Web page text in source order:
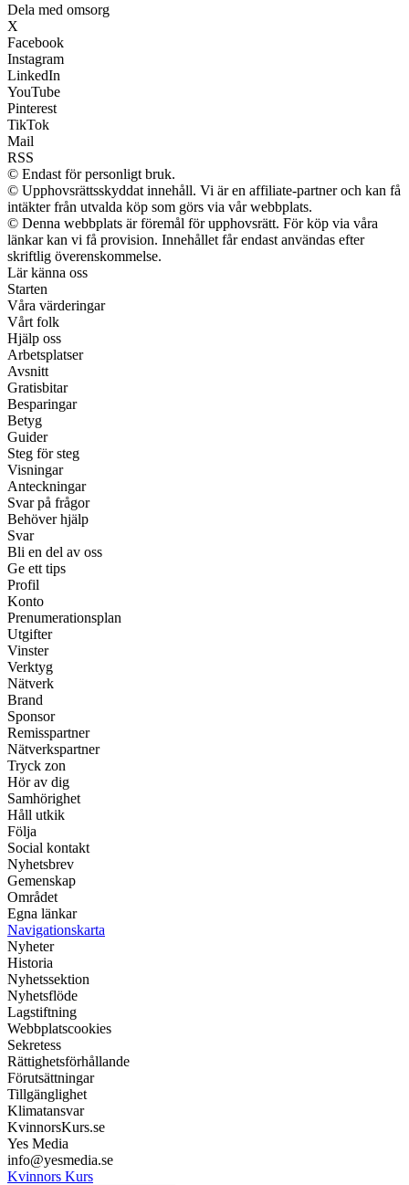
Dela med omsorg
X
Facebook
Instagram
LinkedIn
YouTube
Pinterest
TikTok
Mail
RSS
© Endast för personligt bruk.
© Upphovsrättsskyddat innehåll. Vi är en affiliate-partner och kan få
intäkter från utvalda köp som görs via vår webbplats.
© Denna webbplats är föremål för upphovsrätt. För köp via våra
länkar kan vi få provision. Innehållet får endast användas efter
skriftlig överenskommelse.
Lär känna oss
Starten
Våra värderingar
Vårt folk
Hjälp oss
Arbetsplatser
Avsnitt
Gratisbitar
Besparingar
Betyg
Guider
Steg för steg
Visningar
Anteckningar
Svar på frågor
Behöver hjälp
Svar
Bli en del av oss
Ge ett tips
Profil
Konto
Prenumerationsplan
Utgifter
Vinster
Verktyg
Nätverk
Brand
Sponsor
Remisspartner
Nätverkspartner
Tryck zon
Hör av dig
Samhörighet
Håll utkik
Följa
Social kontakt
Nyhetsbrev
Gemenskap
Området
Egna länkar
Navigationskarta
Nyheter
Historia
Nyhetssektion
Nyhetsflöde
Lagstiftning
Webbplatscookies
Sekretess
Rättighetsförhållande
Förutsättningar
Tillgänglighet
Klimatansvar
KvinnorsKurs.se
Yes Media
info@yesmedia.se
Kvinnors Kurs